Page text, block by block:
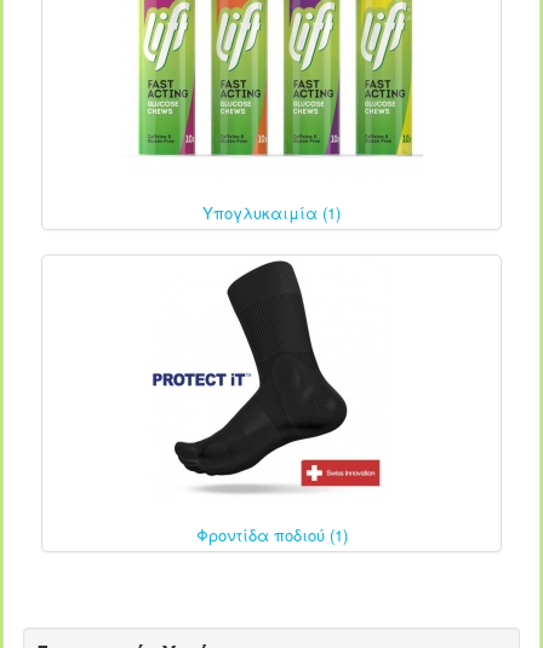
Υπογλυκαιμία (1)
Φροντίδα ποδιού (1)